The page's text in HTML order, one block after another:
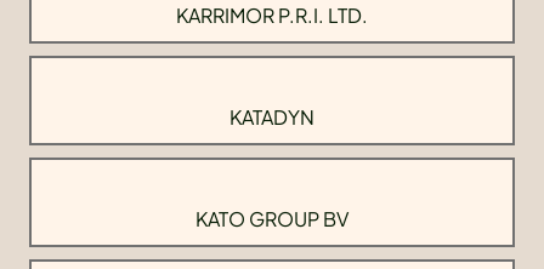
KARRIMOR P.R.I. LTD.
KATADYN
KATO GROUP BV